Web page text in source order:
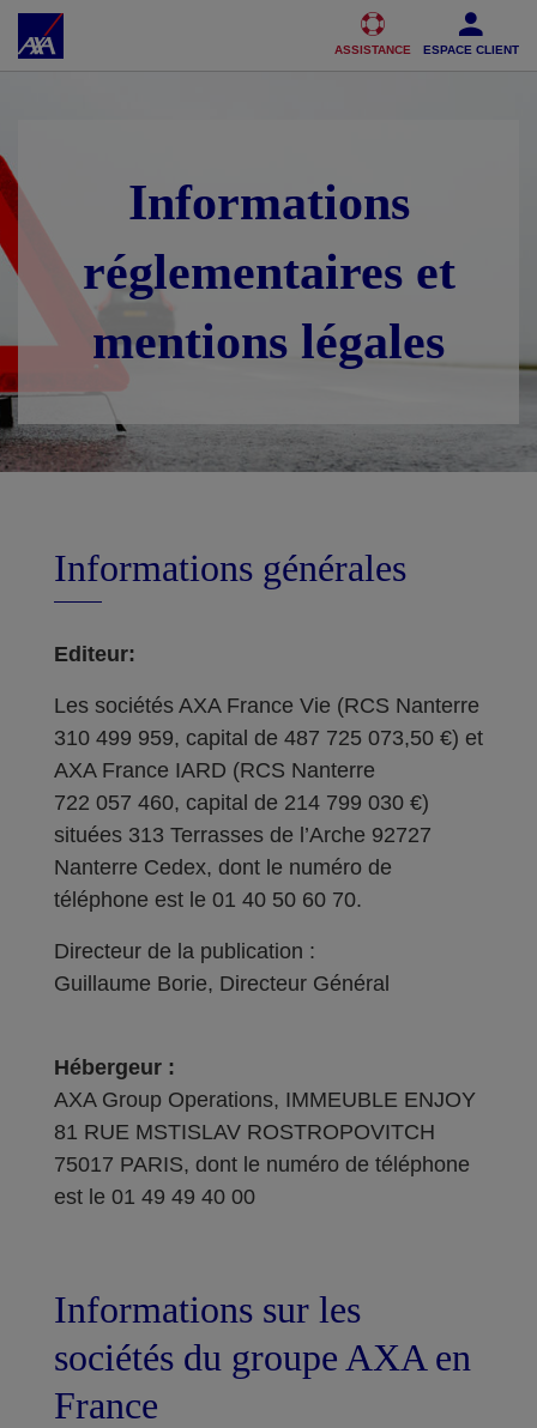
Accéder au Contenu Accéder au Pied de page
ASSISTANCE ESPACE CLIENT
Informations
réglementaires et
mentions légales
Informations générales
Editeur:
Les sociétés AXA France Vie (RCS Nanterre
310 499 959, capital de 487 725 073,50 €) et
AXA France IARD (RCS Nanterre
722 057 460, capital de 214 799 030 €)
situées 313 Terrasses de l’Arche 92727
Nanterre Cedex, dont le numéro de
téléphone est le 01 40 50 60 70.
Directeur de la publication :
Guillaume Borie, Directeur Général
Hébergeur :
AXA Group Operations, IMMEUBLE ENJOY
81 RUE MSTISLAV ROSTROPOVITCH
75017 PARIS, dont le numéro de téléphone
est le 01 49 49 40 00
Informations sur les
sociétés du groupe AXA en
France